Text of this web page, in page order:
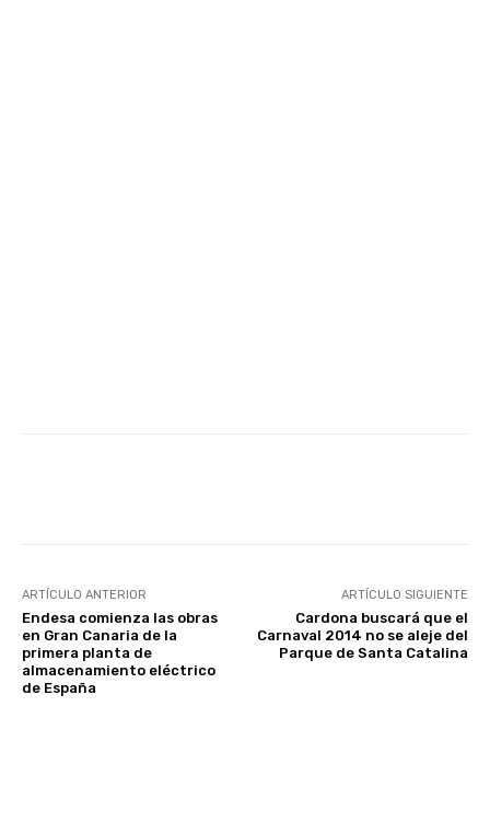
ARTÍCULO ANTERIOR
Endesa comienza las obras
en Gran Canaria de la
primera planta de
almacenamiento eléctrico
de España
ARTÍCULO SIGUIENTE
Cardona buscará que el
Carnaval 2014 no se aleje del
Parque de Santa Catalina